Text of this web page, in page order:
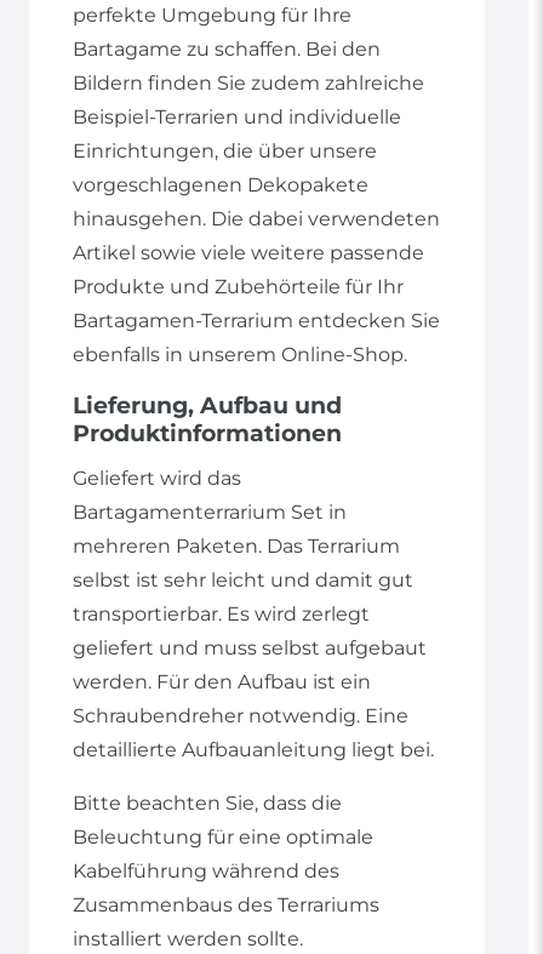
perfekte Umgebung für Ihre
Bartagame zu schaffen. Bei den
Bildern finden Sie zudem zahlreiche
Beispiel-Terrarien und individuelle
Einrichtungen, die über unsere
vorgeschlagenen Dekopakete
hinausgehen. Die dabei verwendeten
Artikel sowie viele weitere passende
Produkte und Zubehörteile für Ihr
Bartagamen-Terrarium entdecken Sie
ebenfalls in unserem Online-Shop.
Lieferung, Aufbau und
Produktinformationen
Geliefert wird das
Bartagamenterrarium Set in
mehreren Paketen. Das Terrarium
selbst ist sehr leicht und damit gut
transportierbar. Es wird zerlegt
geliefert und muss selbst aufgebaut
werden. Für den Aufbau ist ein
Schraubendreher notwendig. Eine
detaillierte Aufbauanleitung liegt bei.
Bitte beachten Sie, dass die
Beleuchtung für eine optimale
Kabelführung während des
Zusammenbaus des Terrariums
installiert werden sollte.